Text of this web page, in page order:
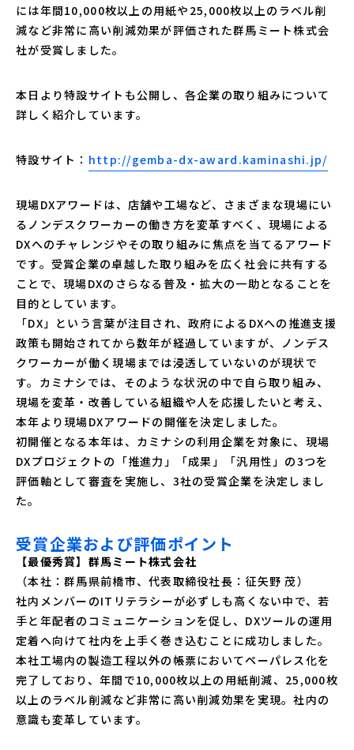
には年間10,000枚以上の用紙や25,000枚以上のラベル削
減など非常に高い削減効果が評価された群馬ミート株式会
社が受賞しました。
本日より特設サイトも公開し、各企業の取り組みについて
詳しく紹介しています。
特設サイト： http://gemba-dx-award.kaminashi.jp/
現場DXアワードは、店舗や工場など、さまざまな現場にい
るノンデスクワーカーの働き方を変革すべく、現場による
DXへのチャレンジやその取り組みに焦点を当てるアワード
です。受賞企業の卓越した取り組みを広く社会に共有する
ことで、現場DXのさらなる普及・拡大の一助となることを
目的としています。
「DX」という言葉が注目され、政府によるDXへの推進支援
政策も開始されてから数年が経過していますが、ノンデス
クワーカーが働く現場までは浸透していないのが現状で
す。カミナシでは、そのような状況の中で自ら取り組み、
現場を変革・改善している組織や人を応援したいと考え、
本年より現場DXアワードの開催を決定しました。
初開催となる本年は、カミナシの利用企業を対象に、現場
DXプロジェクトの「推進力」「成果」「汎用性」の3つを
評価軸として審査を実施し、3社の受賞企業を決定しまし
た。
受賞企業および評価ポイント
【最優秀賞】群馬ミート株式会社
（本社：群馬県前橋市、代表取締役社長：征矢野 茂）
社内メンバーのITリテラシーが必ずしも高くない中で、若
手と年配者のコミュニケーションを促し、DXツールの運用
定着へ向けて社内を上手く巻き込むことに成功しました。
本社工場内の製造工程以外の帳票においてペーパレス化を
完了しており、年間で10,000枚以上の用紙削減、25,000枚
以上のラベル削減など非常に高い削減効果を実現。社内の
意識も変革しています。